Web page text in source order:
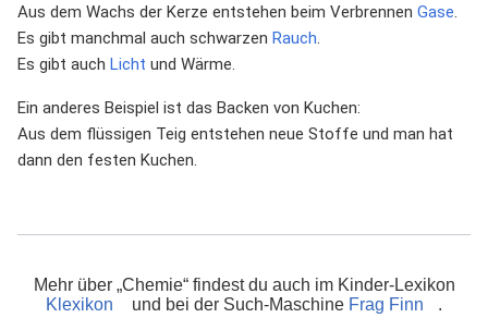
Aus dem Wachs der Kerze entstehen beim Verbrennen Gase.
Es gibt manchmal auch schwarzen Rauch.
Es gibt auch Licht und Wärme.
Ein anderes Beispiel ist das Backen von Kuchen:
Aus dem flüssigen Teig entstehen neue Stoffe und man hat
dann den festen Kuchen.
Mehr über „Chemie“ findest du auch im Kinder-Lexikon
Klexikon
und bei der Such-Maschine Frag Finn
.